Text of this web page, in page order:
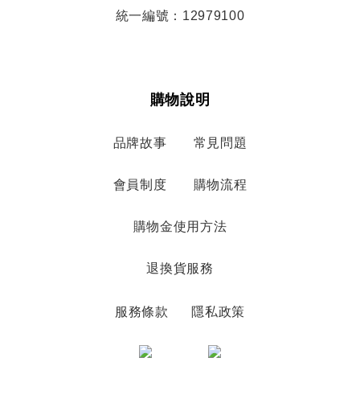
統一編號：12979100
購物說明
品牌故事 常見問題
會員制度 購物流程
購物金使用方法
退換貨服務
服務條款 隱私政策